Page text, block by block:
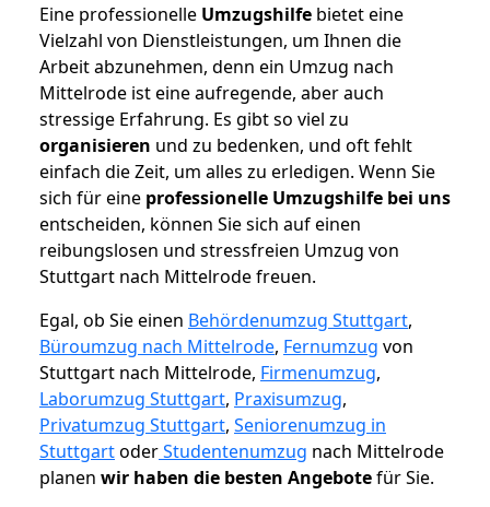
Eine professionelle Umzugshilfe bietet eine
Vielzahl von Dienstleistungen, um Ihnen die
Arbeit abzunehmen, denn ein Umzug nach
Mittelrode ist eine aufregende, aber auch
stressige Erfahrung. Es gibt so viel zu
organisieren und zu bedenken, und oft fehlt
einfach die Zeit, um alles zu erledigen. Wenn Sie
sich für eine professionelle Umzugshilfe bei uns
entscheiden, können Sie sich auf einen
reibungslosen und stressfreien Umzug von
Stuttgart nach Mittelrode freuen.
Egal, ob Sie einen Behördenumzug Stuttgart,
Büroumzug nach Mittelrode, Fernumzug von
Stuttgart nach Mittelrode, Firmenumzug,
Laborumzug Stuttgart, Praxisumzug,
Privatumzug Stuttgart, Seniorenumzug in
StuttgartoderStudentenumzug nach Mittelrode
planen wir haben die besten Angebotefür Sie.